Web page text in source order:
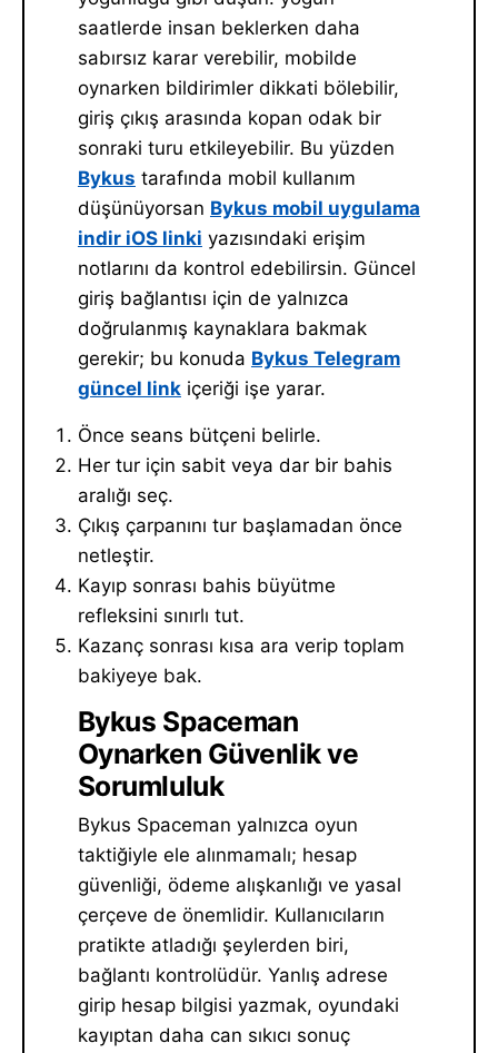
saatlerde insan beklerken daha
sabırsız karar verebilir, mobilde
oynarken bildirimler dikkati bölebilir,
giriş çıkış arasında kopan odak bir
sonraki turu etkileyebilir. Bu yüzden
Bykus tarafında mobil kullanım
düşünüyorsan Bykus mobil uygulama
indir iOS linki yazısındaki erişim
notlarını da kontrol edebilirsin. Güncel
giriş bağlantısı için de yalnızca
doğrulanmış kaynaklara bakmak
gerekir; bu konuda Bykus Telegram
güncel linkiçeriği işe yarar.
Önce seans bütçeni belirle.
Her tur için sabit veya dar bir bahis
aralığı seç.
Çıkış çarpanını tur başlamadan önce
netleştir.
Kayıp sonrası bahis büyütme
refleksini sınırlı tut.
Kazanç sonrası kısa ara verip toplam
bakiyeye bak.
Bykus Spaceman
Oynarken Güvenlik ve
Sorumluluk
Bykus Spaceman yalnızca oyun
taktiğiyle ele alınmamalı; hesap
güvenliği, ödeme alışkanlığı ve yasal
çerçeve de önemlidir. Kullanıcıların
pratikte atladığı şeylerden biri,
bağlantı kontrolüdür. Yanlış adrese
girip hesap bilgisi yazmak, oyundaki
kayıptan daha can sıkıcı sonuç